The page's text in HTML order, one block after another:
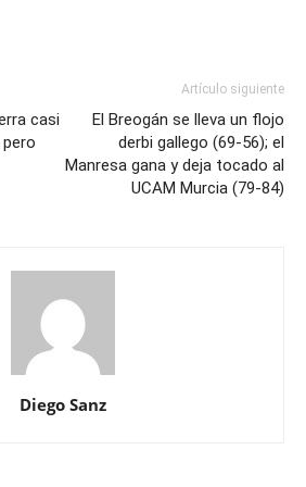
casi
Artículo siguiente
El Breogán se lleva un flojo
derbi gallego (69-56); el
Manresa gana y deja tocado al
UCAM Murcia (79-84)
Diego Sanz